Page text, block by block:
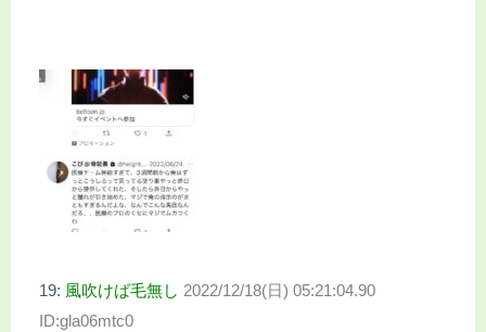
19: 風吹けば毛無し 2022/12/18(日) 05:21:04.90
ID:gla06mtc0